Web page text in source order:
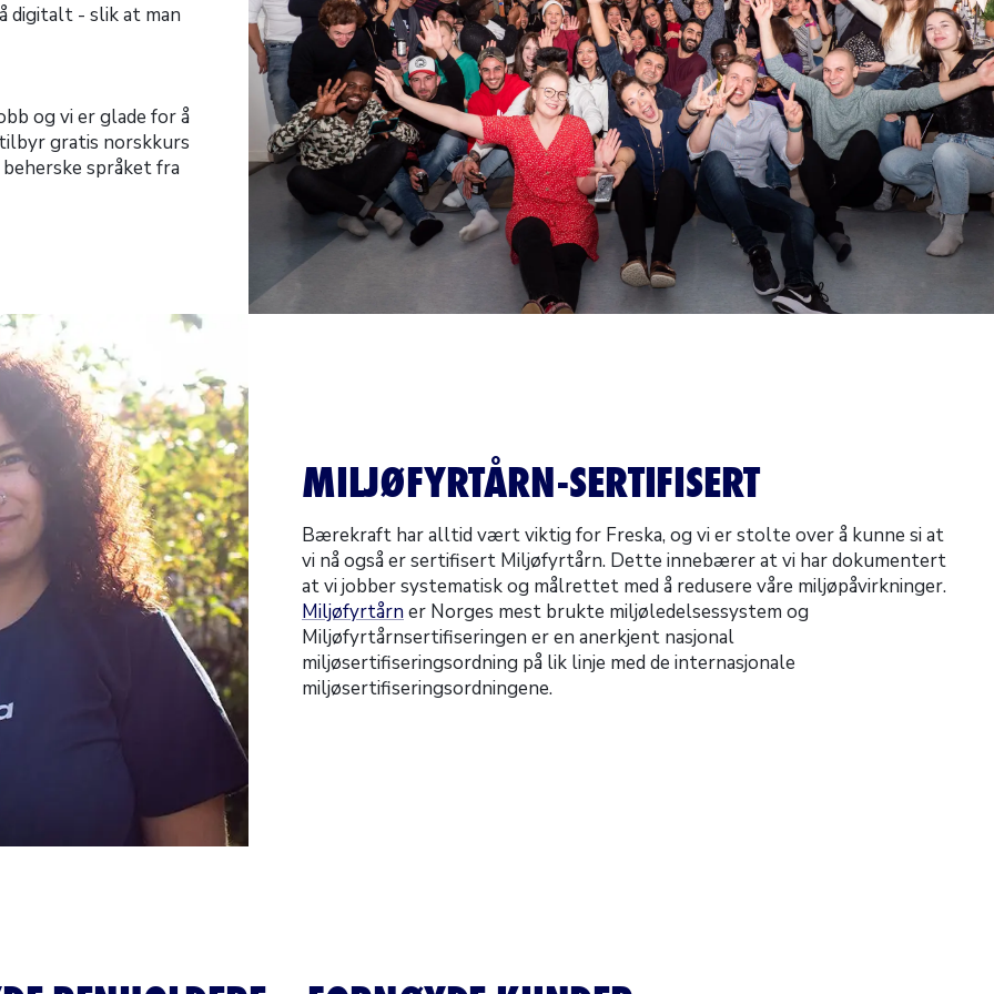
digitalt - slik at man
og vi er glade for å
gratis norskkurs
språket fra
MILJØFYRTÅRN-SERTIFISERT
Bærekraft har alltid vært viktig for Freska, og vi er stolte over å kunne si at
vi nå også er sertifisert Miljøfyrtårn. Dette innebærer at vi har dokumentert
at vi jobber systematisk og målrettet med å redusere våre miljøpåvirkninger.
Miljøfyrtårner Norges mest brukte miljøledelsessystem og
Miljøfyrtårnsertifiseringen er en anerkjent nasjonal
miljøsertifiseringsordning på lik linje med de internasjonale
miljøsertifiseringsordningene.